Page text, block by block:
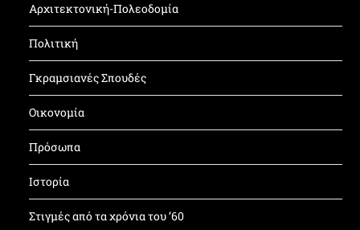
Αρχιτεκτονική-Πολεοδομία
Πολιτική
Γκραμσιανές Σπουδές
Οικονομία
Πρόσωπα
Ιστορία
Στιγμές από τα χρόνια του ’60